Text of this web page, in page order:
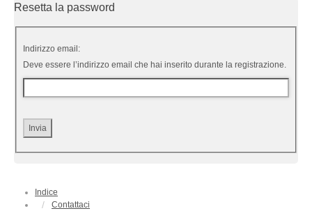
Resetta la password
Indirizzo email:
Deve essere l’indirizzo email che hai inserito durante la registrazione.
Indice
Contattaci